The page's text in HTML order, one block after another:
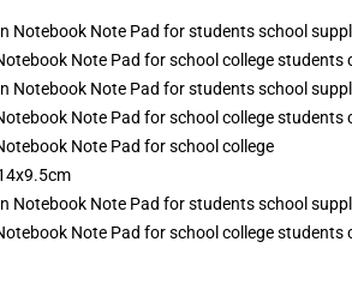
Note Pad for school college students
Note Pad for school college students
Note Pad for school college
Note Pad for school college students